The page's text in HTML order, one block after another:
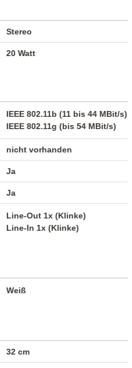
Stereo
20 Watt
IEEE 802.11b (11 bis 44 MBit/s)
IEEE 802.11g (bis 54 MBit/s)
nicht vorhanden
Ja
Ja
Line-Out 1x (Klinke)
Line-In 1x (Klinke)
Weiß
32 cm